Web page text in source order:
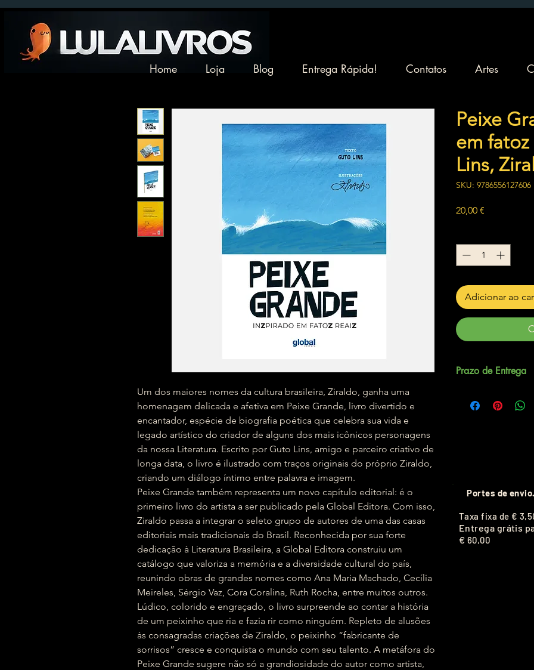
Home Loja Blog Entrega Rápida! Contatos Artes
Um dos maiores nomes da cultura brasileira, Ziraldo, ganha uma
homenagem delicada e afetiva em Peixe Grande, livro divertido e
encantador, espécie de biografia poética que celebra sua vida e
legado artístico do criador de alguns dos mais icônicos personagens
da nossa Literatura. Escrito por Guto Lins, amigo e parceiro criativo de
longa data, o livro é ilustrado com traços originais do próprio Ziraldo,
criando um diálogo íntimo entre palavra e imagem.
Peixe Grande também representa um novo capítulo editorial: é o
primeiro livro do artista a ser publicado pela Global Editora. Com isso,
Ziraldo passa a integrar o seleto grupo de autores de uma das casas
editoriais mais tradicionais do Brasil. Reconhecida por sua forte
dedicação à Literatura Brasileira, a Global Editora construiu um
catálogo que valoriza a memória e a diversidade cultural do país,
reunindo obras de grandes nomes como Ana Maria Machado, Cecília
Meireles, Sérgio Vaz, Cora Coralina, Ruth Rocha, entre muitos outros.
Lúdico, colorido e engraçado, o livro surpreende ao contar a história
de um peixinho que ria e fazia rir como ninguém. Repleto de alusões
às consagradas criações de Ziraldo, o peixinho “fabricante de
sorrisos” cresce e conquista o mundo com seu talento. A metáfora do
Peixe Grande sugere não só a grandiosidade do autor como artista,
Peixe
em
Lins,
SKU: 9786556127606
20,00 €
Adicionar ao
Prazo de Entrega
Portes de
Taxa fixa de €
Entrega grátis
€ 60,00